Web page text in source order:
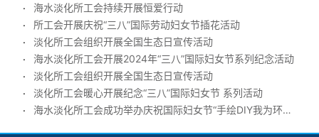
海水淡化所工会持续开展恒爱行动
所工会开展庆祝“三八”国际劳动妇女节插花活动
淡化所工会组织开展全国生态日宣传活动
海水淡化所工会开展2024年“三八”国际妇女节系列纪念活动
淡化所工会组织开展全国生态日宣传活动
淡化所工会暖心开展纪念“三八”国际妇女节 系列活动
海水淡化所工会成功举办庆祝国际妇女节“手绘DIY我为环保‘袋’言”活动